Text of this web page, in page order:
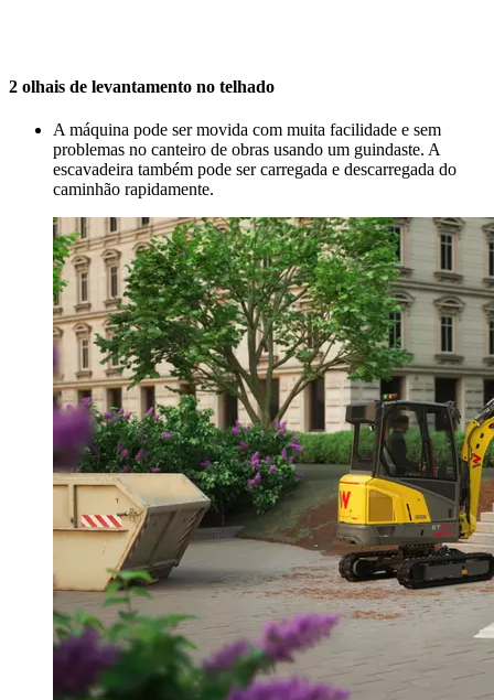
2 olhais de levantamento no telhado
A máquina pode ser movida com muita facilidade e sem
problemas no canteiro de obras usando um guindaste. A
escavadeira também pode ser carregada e descarregada do
caminhão rapidamente.